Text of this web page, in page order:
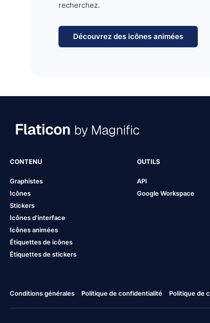
recherchez.
Découvrez des icônes animées
CONTENU
Graphistes
Icônes
Stickers
Icônes d'interface
Icônes animées
Étiquettes de icônes
Étiquettes de stickers
OUTILS
API
Google Workspace
Conditions générales Politique de confidentialité Politique de